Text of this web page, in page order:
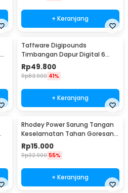
+ Keranjang
Taffware Digipounds
Timbangan Dapur Digital 6
Satuan 1kg 0.1g - i2000
Rp49.800
Rp83.900 41%
+ Keranjang
Rhodey Power Sarung Tangan
Keselamatan Tahan Goresan
Pisau - EN388
Rp15.000
Rp32.900 55%
+ Keranjang